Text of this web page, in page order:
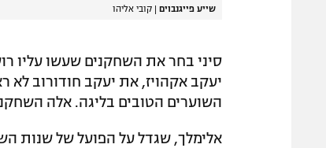
שייע פייגנבוים קובי אליהו
סיני בחר את השחקנים שעשו עליו
יעקב אקהויז, את יעקב חודורוב לא
השוערים הטובים בליגה. אלה
אלימלך, שגדל על הפועל של שנות